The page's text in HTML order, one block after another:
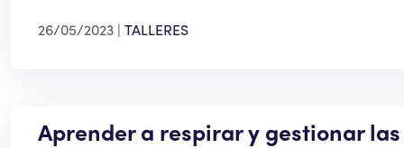
26/05/2023 TALLERES
Aprender a respirar y gestionar las